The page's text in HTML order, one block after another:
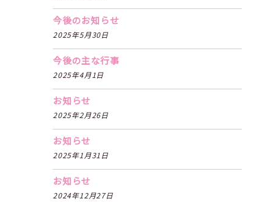
今後のお知らせ
2025年5月30日
今後の主な行事
2025年4月1日
お知らせ
2025年2月26日
お知らせ
2025年1月31日
お知らせ
2024年12月27日